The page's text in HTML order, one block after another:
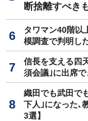
断捨離すべき
タワマン40階以
模調査で判明し
信長を支える四
須会議｣に出席
織田でも武田で
下人｣になった､
3選】